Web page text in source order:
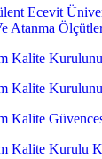
Ecevit
Atanma
Kalite
Kalite
Kalite
Kalite Kurulu